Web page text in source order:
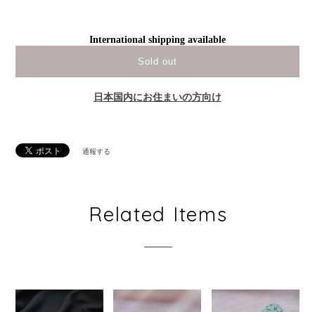
International shipping available
Sold out
日本国内にお住まいの方向け
通報する
Related Items